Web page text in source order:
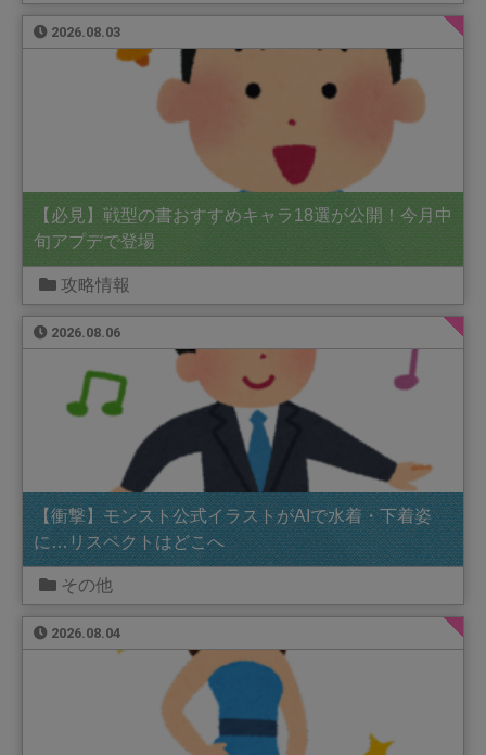
2026.08.03
【必見】戦型の書おすすめキャラ18選が公開！今月中
旬アプデで登場
攻略情報
2026.08.06
【衝撃】モンスト公式イラストがAIで水着・下着姿
に…リスペクトはどこへ
その他
2026.08.04